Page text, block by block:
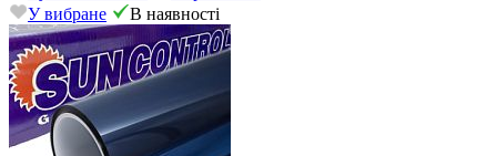
У вибране
В наявності